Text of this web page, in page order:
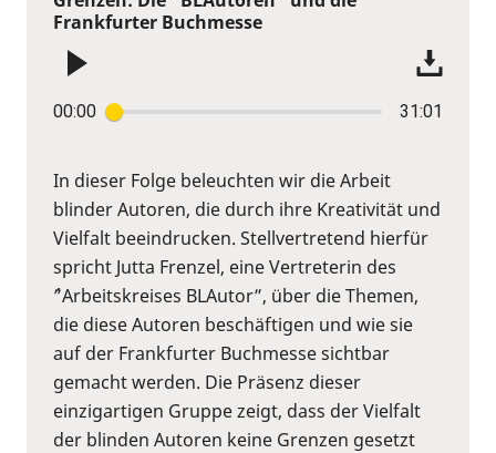
Frankfurter Buchmesse
00:00 31:01
In dieser Folge beleuchten wir die Arbeit
blinder Autoren, die durch ihre Kreativität und
Vielfalt beeindrucken. Stellvertretend hierfür
spricht Jutta Frenzel, eine Vertreterin des
´”Arbeitskreises BLAutor”, über die Themen,
die diese Autoren beschäftigen und wie sie
auf der Frankfurter Buchmesse sichtbar
gemacht werden. Die Präsenz dieser
einzigartigen Gruppe zeigt, dass der Vielfalt
der blinden Autoren keine Grenzen gesetzt